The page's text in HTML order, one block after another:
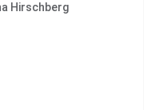
Hirschberg